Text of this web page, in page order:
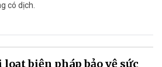
có dịch.
biện pháp bảo vệ sức